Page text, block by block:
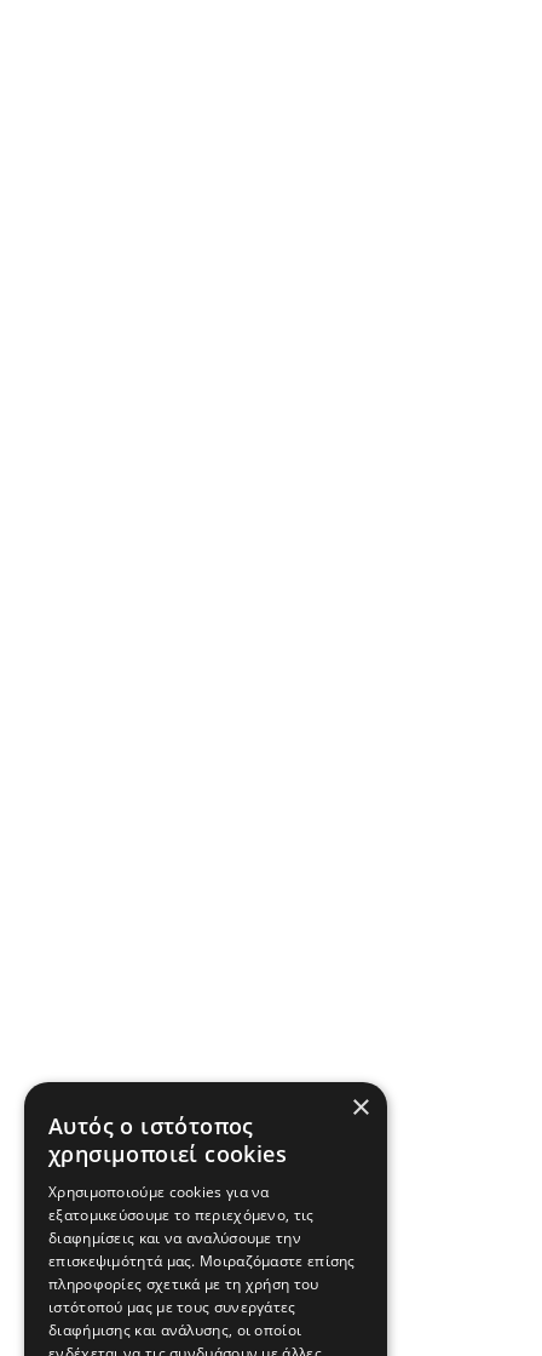
×
Αυτός ο ιστότοπος
χρησιμοποιεί cookies
Χρησιμοποιούμε cookies για να
εξατομικεύσουμε το περιεχόμενο, τις
διαφημίσεις και να αναλύσουμε την
επισκεψιμότητά μας. Μοιραζόμαστε επίσης
πληροφορίες σχετικά με τη χρήση του
ιστότοπού μας με τους συνεργάτες
διαφήμισης και ανάλυσης, οι οποίοι